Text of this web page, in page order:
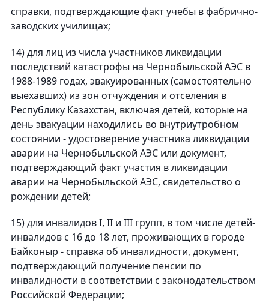
справки, подтверждающие факт учебы в фабрично-
заводских училищах;
14) для лиц из числа участников ликвидации
последствий катастрофы на Чернобыльской АЭС в
1988-1989 годах, эвакуированных (самостоятельно
выехавших) из зон отчуждения и отселения в
Республику Казахстан, включая детей, которые на
день эвакуации находились во внутриутробном
состоянии - удостоверение участника ликвидации
аварии на Чернобыльской АЭС или документ,
подтверждающий факт участия в ликвидации
аварии на Чернобыльской АЭС, свидетельство о
рождении детей;
15) для инвалидов I, II и III групп, в том числе детей-
инвалидов с 16 до 18 лет, проживающих в городе
Байконыр - справка об инвалидности, документ,
подтверждающий получение пенсии по
инвалидности в соответствии с законодательством
Российской Федерации;